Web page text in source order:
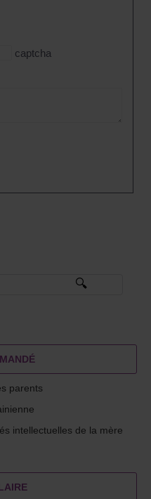
captcha
parents
intellectuelles de la mère